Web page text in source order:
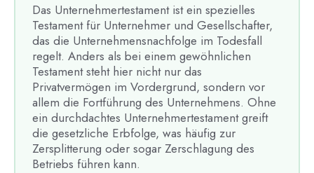
Das Unternehmertestament ist ein spezielles
Testament für Unternehmer und Gesellschafter,
das die Unternehmensnachfolge im Todesfall
regelt. Anders als bei einem gewöhnlichen
Testament steht hier nicht nur das
Privatvermögen im Vordergrund, sondern vor
allem die Fortführung des Unternehmens. Ohne
ein durchdachtes Unternehmertestament greift
die gesetzliche Erbfolge, was häufig zur
Zersplitterung oder sogar Zerschlagung des
Betriebs führen kann.